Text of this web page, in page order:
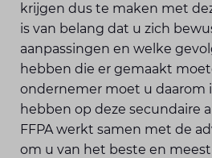
krijgen dus te maken met
is van belang dat u zich
aanpassingen en welke
hebben die er gemaakt
ondernemer moet u daarom
hebben op deze secundaire
FFPA werkt samen met de
om u van het beste en